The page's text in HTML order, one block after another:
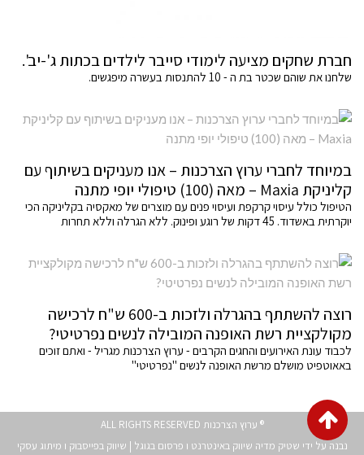
חברת שחקים מציעה לימודי סייבר לילדים בכתות ג'-יב'.
שלחנו את שוהם שכטר בת ה - 10 להתנסות בעשרה מיפגשים.
במיוחד לחברי ערוץ הצרכנות – אנו מעניקים בשיתוף עם
קליניקת Maxia – מאה (100) טיפולי יופי מתנה
הטיפול כולל עיסוי קרקפת ועיסוי פנים עם מוצרים של מאקסיה בקליניקה הכי
יוקרתית באשדוד. 45 דקות של רוגע ופינוק. ללא הגרלה וללא תחרות
רוצה להשתתף בהגרלה ולזכות ב-600 ש"ח לרכישה
מקולקציית רשת האופנה המובילה לנשים נפרטיטי?
לכבוד עונת האירועים והחגים הקרבים - ערוץ הצרכנות מגריל - ואתם זוכים
באאוטפיט מושלם מרשת האופנה לנשים "נפרטיטי"
® ערוץ הצרכנות ALL RIGHTS RESERVED
נבנה על ידי שטיק מדיה שיווק באינטרנט ו פרסום בגוגל | שיווק בפייסבוק ו מיתוג עסקי
גלילה
לראש